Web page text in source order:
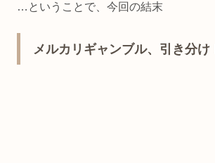
…ということで、今回の結末
メルカリギャンブル、引き分け